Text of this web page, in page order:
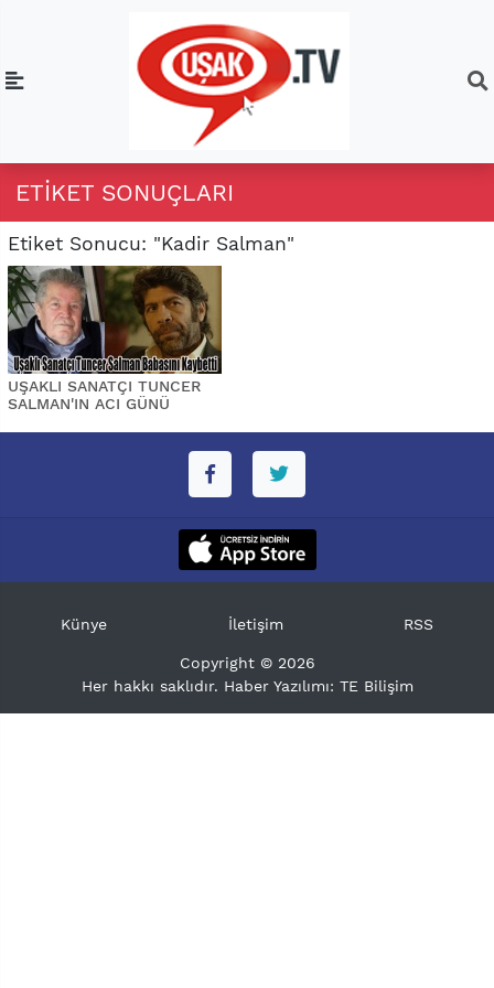
ETIKET SONUÇLARI
Etiket Sonucu: "Kadir Salman"
UŞAKLI SANATÇI TUNCER
SALMAN'IN ACI GÜNÜ
Künye İletişim RSS
Copyright © 2026
Her hakkı saklıdır. Haber Yazılımı: TE Bilişim